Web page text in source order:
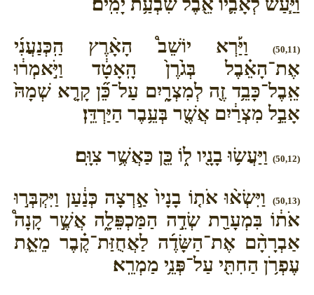
(50,11)
וַיַּ֡רְא יוֹשֵׁב֩ הָאָ֨רֶץ הַֽכְּנַעֲנִ֜י
אֶת־הָאֵ֗בֶל בְּגֹ֙רֶן֙ הָֽאָטָ֔ד וַיֹּ֣אמְר֔וּ
אֵֽבֶל־כָּבֵ֥ד זֶ֖ה לְמִצְרָ֑יִם עַל־כֵּ֞ן קָרָ֤א שְׁמָהּ֙
אָבֵ֣ל מִצְרַ֔יִם אֲשֶׁ֖ר בְּעֵ֥בֶר הַיַּרְדֵּֽן׃
(50,12) וַיַּעֲשׂ֥וּ בָנָ֖יו ל֑וֹ כֵּ֖ן כַּאֲשֶׁ֥ר צִוָּֽם׃
(50,13)
וַיִּשְׂא֨וּ אֹת֤וֹ בָנָיו֙ אַ֣רְצָה כְּנַ֔עַן וַיִּקְבְּר֣וּ
אֹת֔וֹ בִּמְעָרַ֖ת שְׂדֵ֣ה הַמַּכְפֵּלָ֑ה אֲשֶׁ֣ר קָנָה֩
אַבְרָהָ֨ם אֶת־הַשָּׂדֶ֜ה לַאֲחֻזַּת־קֶ֗בֶר מֵאֵ֛ת
עֶפְרֹ֥ן הַחִתִּ֖י עַל־פְּנֵ֥י מַמְרֵֽא׃